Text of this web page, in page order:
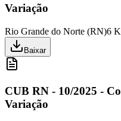
Variação
Rio Grande do Norte (RN)6
Baixar
CUB RN - 10/2025 -
Variação